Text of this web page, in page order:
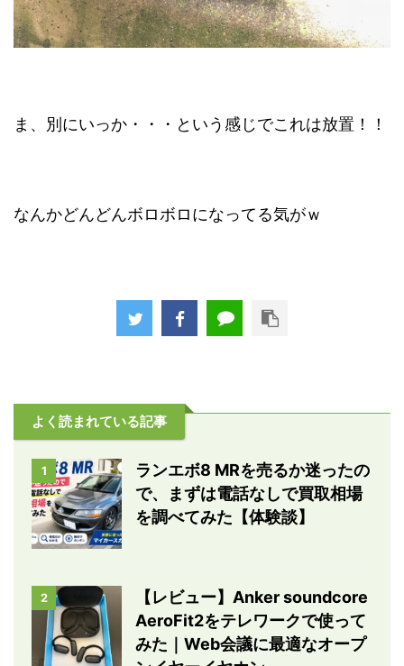
ま、別にいっか・・・という感じでこれは放置！！
なんかどんどんボロボロになってる気がｗ
よく読まれている記事
1
ランエボ8 MRを売るか迷ったの
で、まずは電話なしで買取相場
を調べてみた【体験談】
2
【レビュー】Anker soundcore
AeroFit2をテレワークで使って
みた｜Web会議に最適なオープ